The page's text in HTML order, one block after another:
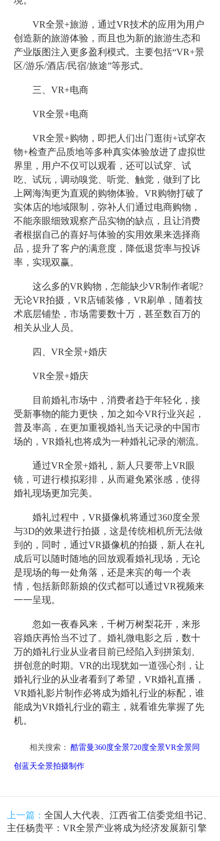
VR全景+旅游，通过VR技术的应用为用户
创造新的旅游体验，而且也为新的旅游生态和
产业版图注入更多盈利模式。主要包括“VR+景
区/游乐/酒店/民宿/旅途”等形式。
三、VR+电商
VR全景+电商
VR全景+购物，即把人们出门逛街+试穿衣
物+检查产品质地等多种真实体验放进了虚拟世
界里，用户不仅可以观看，还可以试穿、试
吃、试玩，调动嗅觉、听觉、触觉，做到了比
上网海淘更为直观的购物体验。VR购物打破了
实体店的地域限制，弥补人们通过电商购物，
不能亲眼细致观察产品实物的缺点，且让消费
者根据自己的喜好与体验的实用效果来选择商
品，提升了客户的满意度，降低退货率与投诉
率，实现双赢。
这么多的VR购物，怎能缺少VR制作者呢?
无论VR拍摄，VR店铺装修，VR刷单，随着技
术底层铺垫，市场需要数十万，甚至数百万的
相关从业人员。
四、VR全景+婚庆
VR全景+婚庆
目前婚礼市场中，消费者趋于年轻化，接
受新事物的能力更快，加之如今VR行业兴起，
普及率高，在更加重视婚礼当天记录的中国市
场的，VR婚礼也将成为一种婚礼记录的潮流。
通过VR全景+婚礼，新人只要带上VR眼
镜，可进行模拟彩排，从而避免紧张感，使得
婚礼现场更加完美。
婚礼过程中，VR摄像机将通过360度全景
与3D的效果进行拍摄，这是传统相机所无法做
到的，同时，通过VR摄像机的拍摄，新人在礼
成后可以随时随地的回放观看婚礼现场，无论
是现场的每一处角落，还是来宾的每一个表
情，包括新郎新娘的仪式都可以通过VR视频来
一一呈现。
忽如一夜春风来，千树万树梨花开，来形
容婚庆再恰当不过了。婚礼微电影之后，数十
万的婚礼行业从业者目前已经陷入到拼策划、
拼创意的时期。VR的出现犹如一道强心剂，让
婚礼行业的从业者看到了希望，VR婚礼直播，
VR婚礼影片制作必将成为婚礼行业的标配，谁
能成为VR婚礼行业的霸主，就看谁先掌握了先
机。
相关搜索： 酷雷曼360度全景720度全景VR全景同
创蓝天全景拍摄制作
上一篇： 全国人大代表、江西省工信委党组书记、
主任杨贵平：VR全景产业将成为经济发展新引擎